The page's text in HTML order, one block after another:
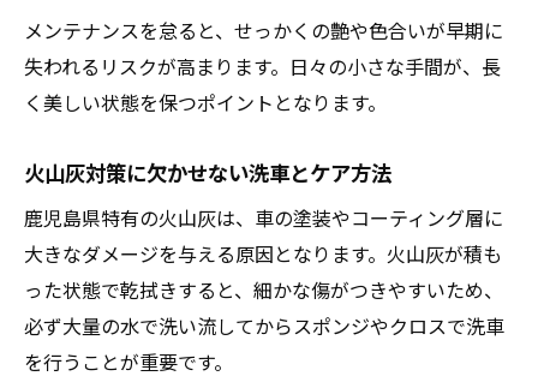
メンテナンスを怠ると、せっかくの艶や色合いが早期に
失われるリスクが高まります。日々の小さな手間が、長
く美しい状態を保つポイントとなります。
火山灰対策に欠かせない洗車とケア方法
鹿児島県特有の火山灰は、車の塗装やコーティング層に
大きなダメージを与える原因となります。火山灰が積も
った状態で乾拭きすると、細かな傷がつきやすいため、
必ず大量の水で洗い流してからスポンジやクロスで洗車
を行うことが重要です。